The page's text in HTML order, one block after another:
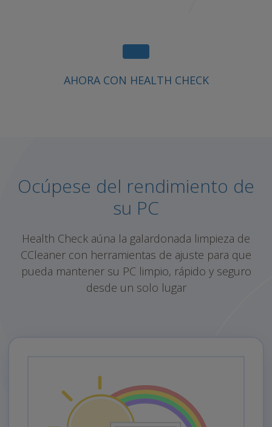
AHORA CON HEALTH CHECK
Ocúpese del rendimiento de
su PC
Health Check aúna la galardonada limpieza de
CCleaner con herramientas de ajuste para que
pueda mantener su PC limpio, rápido y seguro
desde un solo lugar